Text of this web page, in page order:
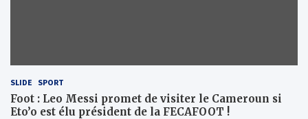
SLIDE SPORT
Foot : Leo Messi promet de visiter le Cameroun si
Eto’o est élu président de la FECAFOOT !